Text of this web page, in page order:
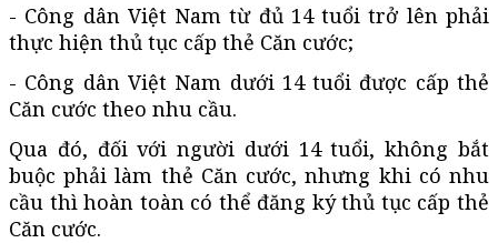
- Công dân Việt Nam từ đủ 14 tuổi trở lên phải
thực hiện thủ tục cấp thẻ Căn cước;
- Công dân Việt Nam dưới 14 tuổi được cấp thẻ
Căn cước theo nhu cầu.
Qua đó, đối với người dưới 14 tuổi, không bắt
buộc phải làm thẻ Căn cước, nhưng khi có nhu
cầu thì hoàn toàn có thể đăng ký thủ tục cấp thẻ
Căn cước.